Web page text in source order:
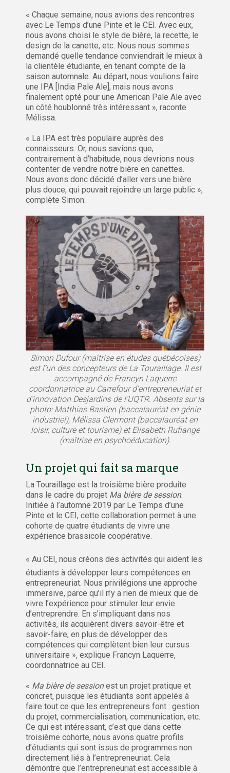
« Chaque semaine, nous avions des rencontres
avec Le Temps d’une Pinte et le CEI. Avec eux,
nous avons choisi le style de bière, la recette, le
design de la canette, etc. Nous nous sommes
demandé quelle tendance conviendrait le mieux à
la clientèle étudiante, en tenant compte de la
saison automnale. Au départ, nous voulions faire
une IPA [India Pale Ale], mais nous avons
finalement opté pour une American Pale Ale avec
un côté houblonné très intéressant », raconte
Mélissa.
« La IPA est très populaire auprès des
connaisseurs. Or, nous savions que,
contrairement à d’habitude, nous devrions nous
contenter de vendre notre bière en canettes.
Nous avons donc décidé d’aller vers une bière
plus douce, qui pouvait rejoindre un large public »,
complète Simon.
Simon Dufour (maîtrise en études québécoises)
est l’un des concepteurs de La Touraillage. Il est
accompagné de Francyn Laquerre
coordonnatrice au Carrefour d’entrepreneuriat et
d’innovation Desjardins de l’UQTR. Absents sur la
photo: Matthias Bastien (baccalauréat en génie
industriel), Mélissa Clermont (baccalauréat en
loisir, culture et tourisme) et Elisabeth Rufiange
(maîtrise en psychoéducation).
Un projet qui fait sa marque
La Touraillage est la troisième bière produite
dans le cadre du projet Ma bière de session.
Initiée à l’automne 2019 par Le Temps d’une
Pinte et le CEI, cette collaboration permet à une
cohorte de quatre étudiants de vivre une
expérience brassicole coopérative.
« Au CEI, nous créons des activités qui aident les
étudiants à développer leurs compétences en
entrepreneuriat. Nous privilégions une approche
immersive, parce qu’il n’y a rien de mieux que de
vivre l’expérience pour stimuler leur envie
d’entreprendre. En s’impliquant dans nos
activités, ils acquièrent divers savoir-être et
savoir-faire, en plus de développer des
compétences qui complètent bien leur cursus
universitaire », explique Francyn Laquerre,
coordonnatrice au CEI.
« Ma bière de sessionest un projet pratique et
concret, puisque les étudiants sont appelés à
faire tout ce que les entrepreneurs font : gestion
du projet, commercialisation, communication, etc.
Ce qui est intéressant, c’est que dans cette
troisième cohorte, nous avons quatre profils
d’étudiants qui sont issus de programmes non
directement liés à l’entrepreneuriat. Cela
démontre que l’entrepreneuriat est accessible à